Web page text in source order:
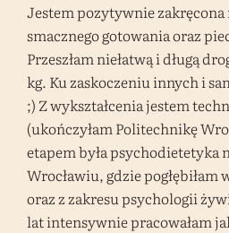
Jestem pozytywnie
smacznego gotowania oraz
Przeszłam niełatwą i długą
kg. Ku zaskoczeniu innych i
;) Z wykształcenia jestem
(ukończyłam Politechnikę
etapem była psychodietetyka
Wrocławiu, gdzie pogłębiłam
oraz z zakresu psychologii
lat intensywnie pracowałam